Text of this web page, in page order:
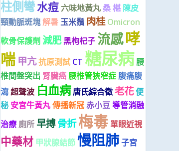
柱側彎水痘 六味地黃丸 桑 椹 陳皮
頸動脈斑塊解暑 玉米鬚 肉桂 Omicron
軟骨保護劑 減肥黑枸杞子 流感哮
喘 甲亢抗原測試 CT 糖尿病 腰
椎間盤突出 腎臟癌 腰椎管狹窄症 腹痛腹
瀉超聲波 白血病唐氏綜合徵老花便
秘 安宮牛黃丸傳播新冠赤小豆導管消融
治療 廁所 早搏骨折梅毒 單眼近視
中藥材 甲狀腺結節慢阻肺子宮